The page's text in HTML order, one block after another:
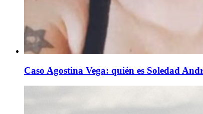
Caso Agostina Vega: quién es Soledad